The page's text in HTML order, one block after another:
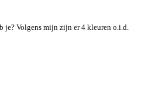
je? Volgens mijn zijn er 4 kleuren o.i.d.